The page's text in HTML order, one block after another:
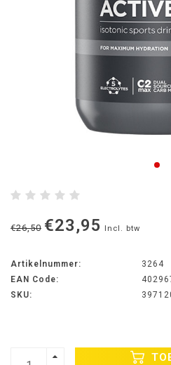
€26,50 €23,95 Incl. btw
Artikelnummer:
3264
EAN Code:
SKU: